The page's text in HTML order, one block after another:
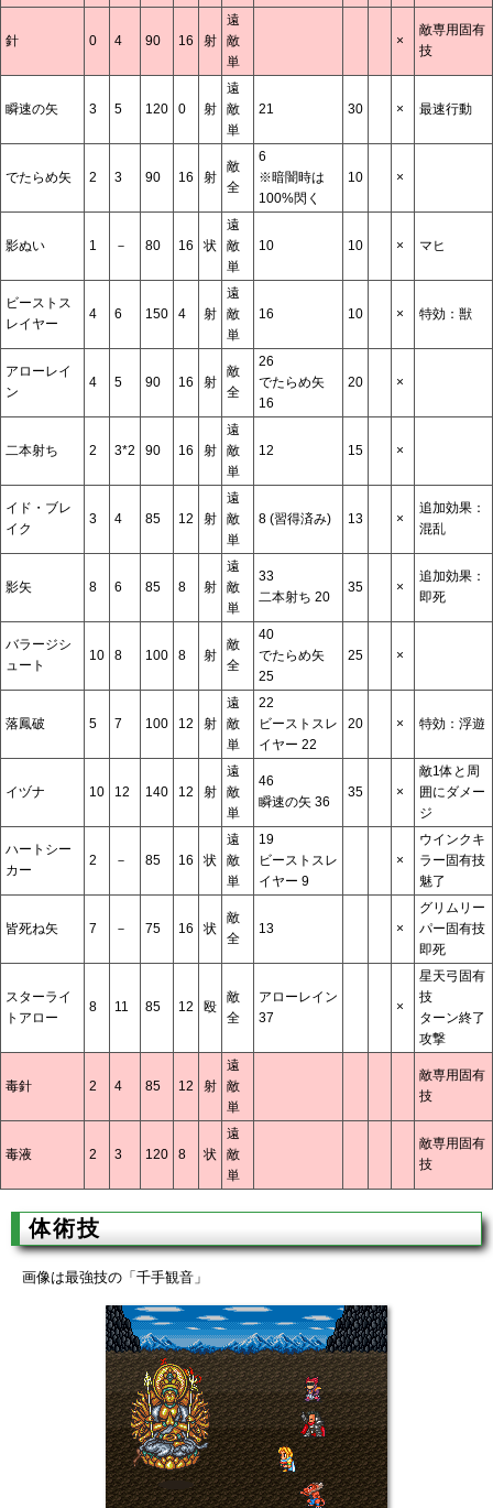
針 0 4 90 16 射
遠
敵
単
×
敵専用固有
技
瞬速の矢 3 5 120 0 射
遠
敵
単
21 30 × 最速行動
でたらめ矢 2 3 90 16 射
敵
全
6
※暗闇時は
100%閃く
10 ×
影ぬい 1 － 80 16 状
遠
敵
単
10 10 × マヒ
ビーストス
レイヤー
4 6 150 4 射
遠
敵
単
16 10 × 特効：獣
アローレイ
ン
4 5 90 16 射
敵
全
26
でたらめ矢
16
20 ×
二本射ち 2 3*2 90 16 射
遠
敵
単
12 15 ×
イド・ブレ
イク
3 4 85 12 射
遠
敵
単
8 (習得済み) 13 ×
追加効果：
混乱
影矢 8 6 85 8 射
遠
敵
単
33
二本射ち 20
35 ×
追加効果：
即死
バラージシ
ュート
10 8 100 8 射
敵
全
40
でたらめ矢
25
25 ×
落鳳破 5 7 100 12 射
遠
敵
単
22
ビーストスレ
イヤー 22
20 × 特効：浮遊
イヅナ 10 12 140 12 射
遠
敵
単
46
瞬速の矢 36
35 ×
敵1体と周
囲にダメー
ジ
ハートシー
カー
2 － 85 16 状
遠
敵
単
19
ビーストスレ
イヤー 9
×
ウインクキ
ラー固有技
魅了
皆死ね矢 7 － 75 16 状
敵
全
13 ×
グリムリー
パー固有技
即死
スターライ
トアロー
8 11 85 12 殴
敵
全
アローレイン
37
×
星天弓固有
技
ターン終了
攻撃
毒針 2 4 85 12 射
遠
敵
単
敵専用固有
技
毒液 2 3 120 8 状
遠
敵
単
敵専用固有
技
体術技
画像は最強技の「千手観音」